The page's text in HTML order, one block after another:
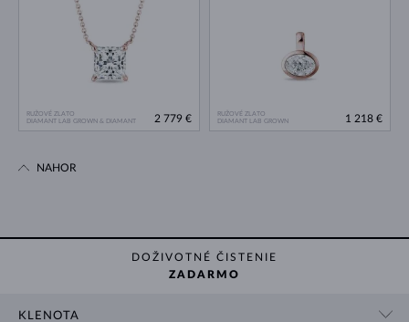
RUŽOVÉ ZLATO
DIAMANT LAB GROWN & DIAMANT
2 779 €
RUŽOVÉ ZLATO
DIAMANT LAB GROWN
1 218 €
NAHOR
DOŽIVOTNÉ ČISTENIE
ZADARMO
KLENOTA